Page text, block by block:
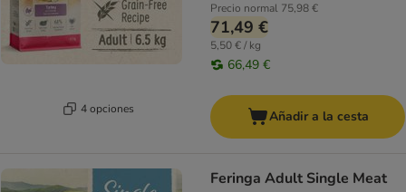
4 opciones
Precio normal 75,98 €
71,49 €
5,50 € / kg
66,49 €
Añadir a la cesta
Feringa Adult Single Meat